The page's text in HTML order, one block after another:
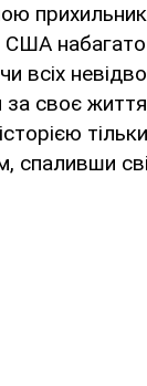
США
за своє